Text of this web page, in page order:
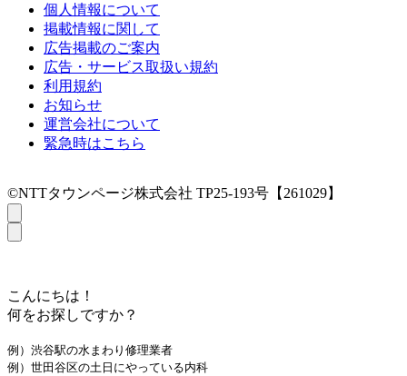
個人情報について
掲載情報に関して
広告掲載のご案内
広告・サービス取扱い規約
利用規約
お知らせ
運営会社について
緊急時はこちら
©NTTタウンページ株式会社 TP25-193号【261029】
こんにちは！
何をお探しですか？
例）渋谷駅の水まわり修理業者
例）世田谷区の土日にやっている内科